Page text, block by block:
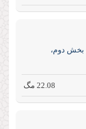
بخش دوم،
22.08 مگ